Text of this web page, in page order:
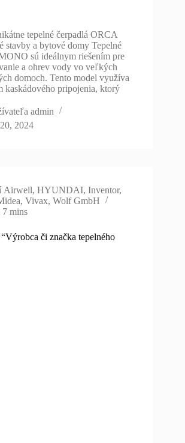
tepelné čerpadlá ORCA
a bytové domy Tepelné
sú ideálnym riešením pre
a ohrev vody vo veľkých
domoch. Tento model využíva
kaskádového pripojenia, ktorý
admin
2024
Airwell,HYUNDAI,Inventor,
, Vivax, Wolf GmbH
7 mins
či značka tepelného